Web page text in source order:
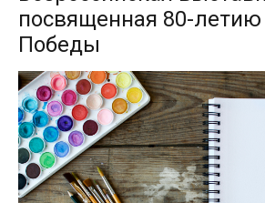
посвященная 80-
Победы